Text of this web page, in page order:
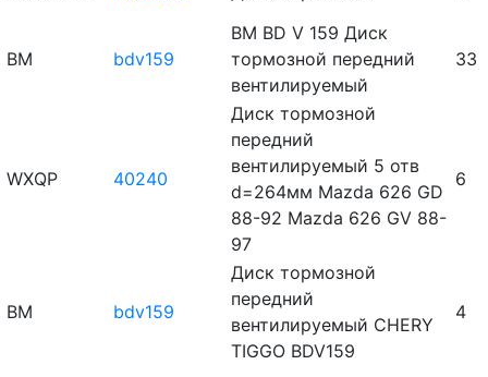
BM bdv159
BM BD V 159 Диск
тормозной передний
вентилируемый
33
WXQP 40240
Диск тормозной
передний
вентилируемый 5 отв
d=264мм Mazda 626 GD
88-92 Mazda 626 GV 88-
97
6
BM bdv159
Диск тормозной
передний
вентилируемый CHERY
TIGGO BDV159
4